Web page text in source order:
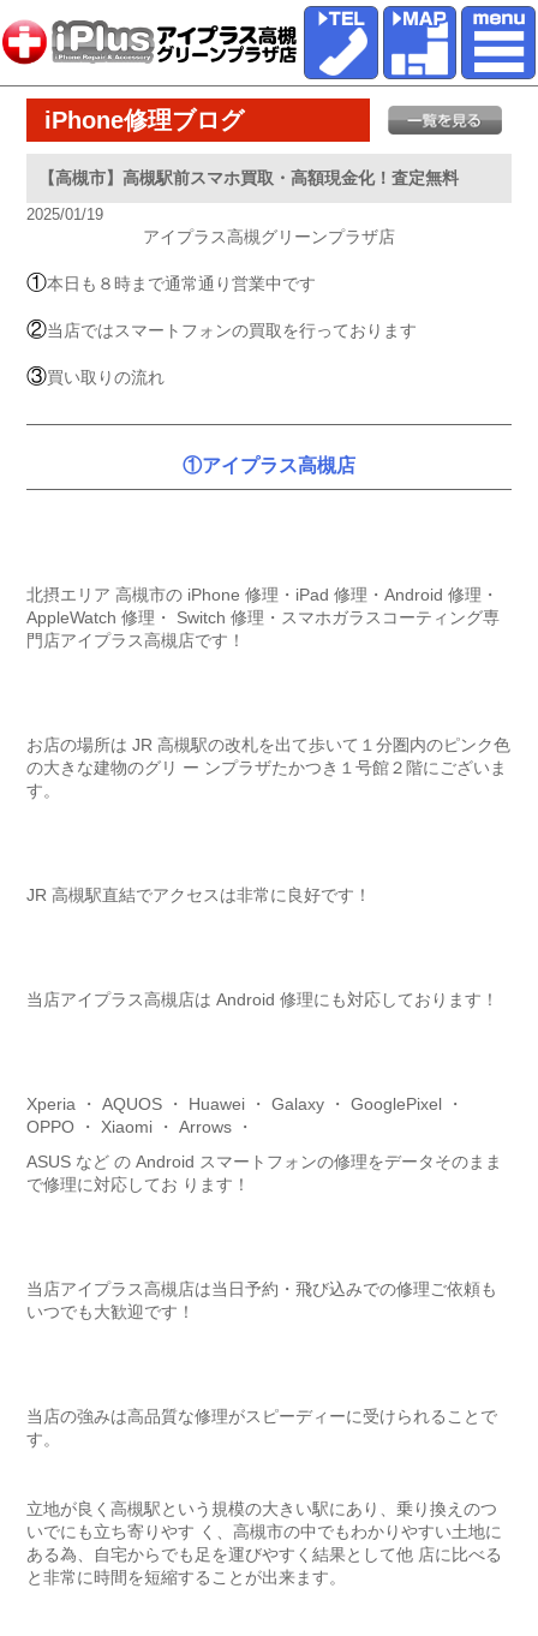
iPhone修理ブログ
【高槻市】高槻駅前スマホ買取・高額現金化！査定無料
2025/01/19
アイプラス高槻グリーンプラザ店
①本日も８時まで通常通り営業中です
②当店ではスマートフォンの買取を行っております
③買い取りの流れ
①アイプラス高槻店
北摂エリア 高槻市の iPhone 修理・iPad 修理・Android 修理・
AppleWatch 修理・ Switch 修理・スマホガラスコーティング専
門店アイプラス高槻店です！
お店の場所は JR 高槻駅の改札を出て歩いて１分圏内のピンク色
の大きな建物のグリ ー ンプラザたかつき１号館２階にございま
す。
JR 高槻駅直結でアクセスは非常に良好です！
当店アイプラス高槻店は Android 修理にも対応しております！
Xperia ・ AQUOS ・ Huawei ・ Galaxy ・ GooglePixel ・
OPPO ・ Xiaomi ・ Arrows ・
ASUS など の Android スマートフォンの修理をデータそのまま
で修理に対応してお ります！
当店アイプラス高槻店は当日予約・飛び込みでの修理ご依頼も
いつでも大歓迎です！
当店の強みは高品質な修理がスピーディーに受けられることで
す。
立地が良く高槻駅という規模の大きい駅にあり、乗り換えのつ
いでにも立ち寄りやす く、高槻市の中でもわかりやすい土地に
ある為、自宅からでも足を運びやすく結果として他 店に比べる
と非常に時間を短縮することが出来ます。